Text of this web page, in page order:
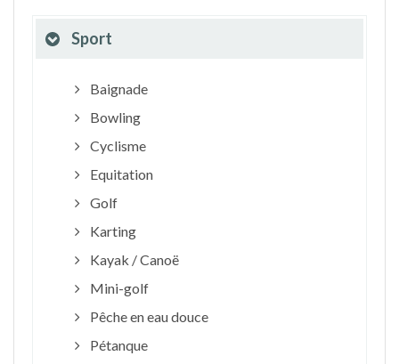
Sport
Baignade
Bowling
Cyclisme
Equitation
Golf
Karting
Kayak / Canoë
Mini-golf
Pêche en eau douce
Pétanque